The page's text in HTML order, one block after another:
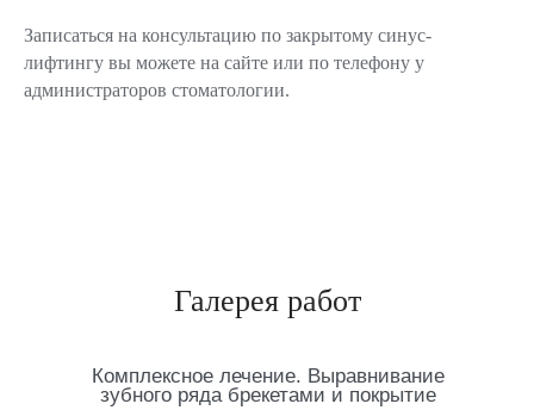
Записаться на консультацию по закрытому синус-
лифтингу вы можете на сайте или по телефону у
администраторов стоматологии.
Галерея работ
Комфортная атмосфера и забота
наилучшегго результата